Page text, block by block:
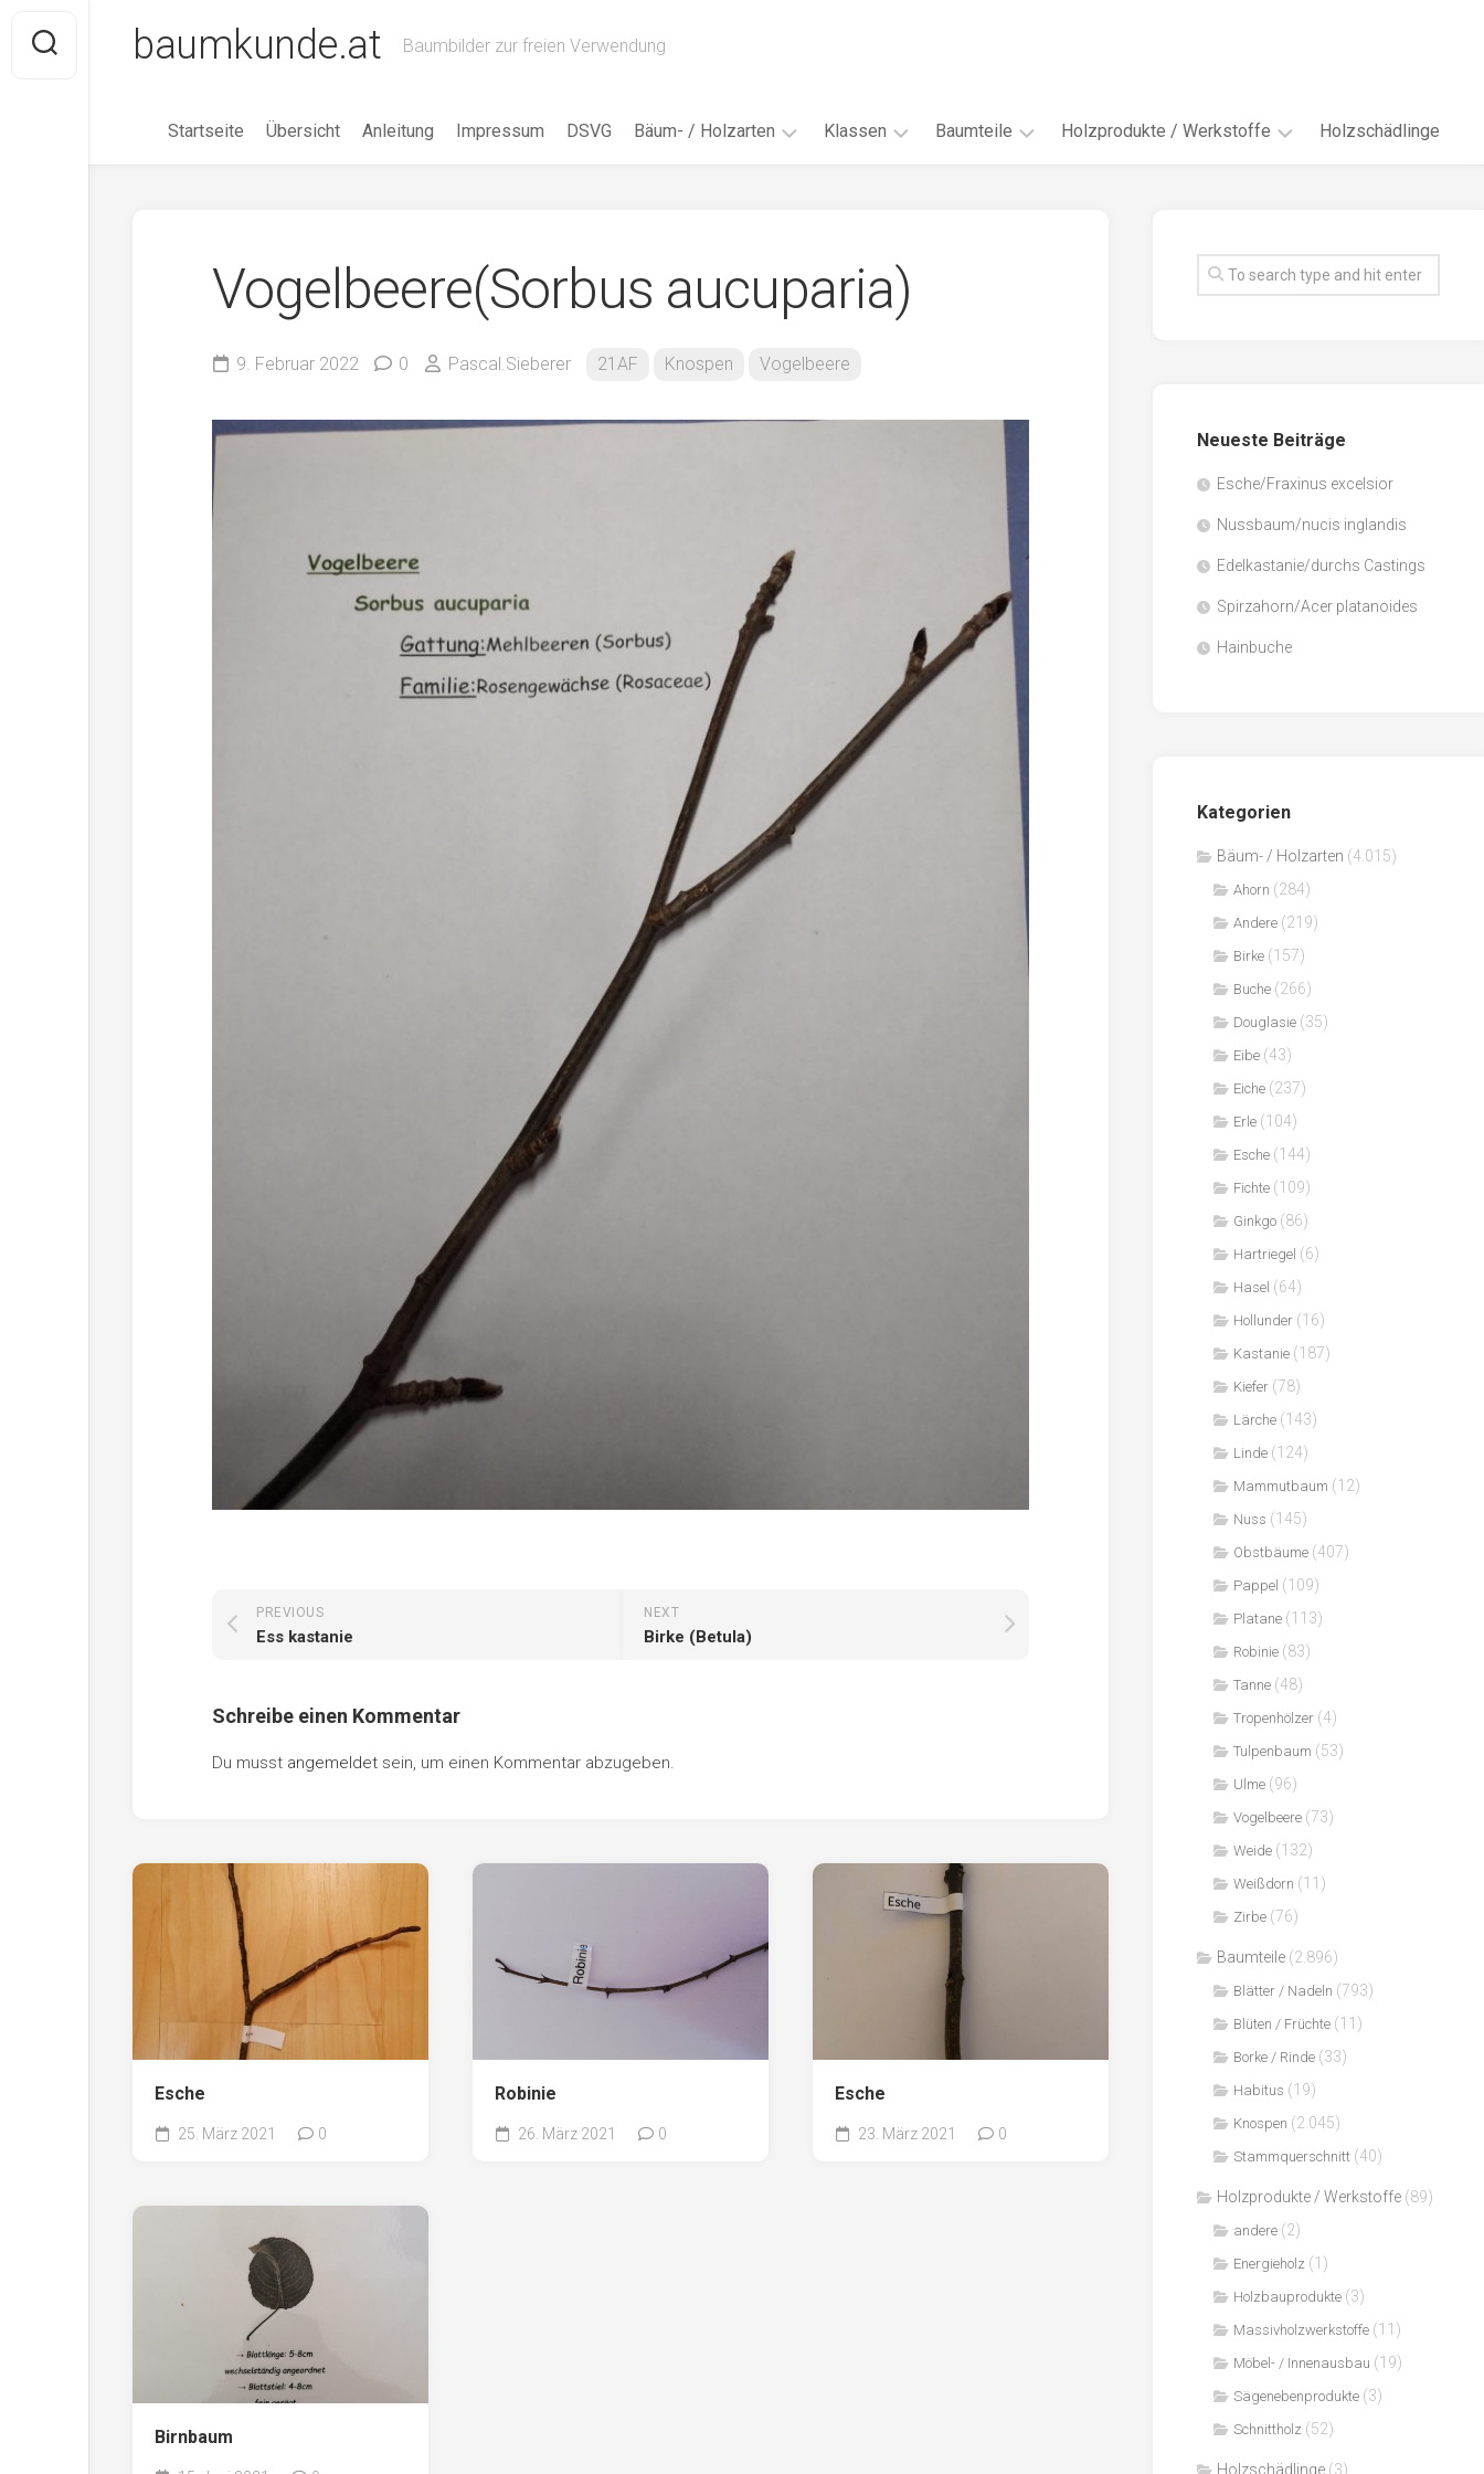
content
baumkunde.at Baumbilder zur freien Verwendung
Startseite Übersicht Anleitung Impressum DSVG Bäum- / Holzarten
Ahorn
Birke
Eibe
Hartriegel
Hasel
Hollunder
Kastanie
Kiefer
Lärche
Linde
Mammutbaum
Nuss
Klassen
17AF
17AH
18AH
Admin
Baumteile
Knospen
Habitus
Holzprodukte / Werkstoffe
Faserwerkstoffe
Sägenebenprodukte
Holzschädlinge
Vogelbeere(Sorbus aucuparia)
9. Februar 2022 0 Pascal.Sieberer 21AF Knospen Vogelbeere
NEXT
Birke (Betula)
PREVIOUS
Ess kastanie
Schreibe einen Kommentar
Du musst angemeldet sein, um einen Kommentar abzugeben.
Esche
25. März 2021 0
Robinie
26. März 2021 0
Esche
23. März 2021 0
Birnbaum
Neueste Beiträge
Esche/Fraxinus excelsior
Nussbaum/nucis inglandis
Edelkastanie/durchs Castings
Spirzahorn/Acer platanoides
Hainbuche
Kategorien
Bäum- / Holzarten (4.015)
Ahorn (284)
Andere (219)
Birke (157)
Buche (266)
Douglasie (35)
Eibe (43)
Eiche (237)
Erle (104)
Esche (144)
Fichte (109)
Ginkgo (86)
Hartriegel (6)
Hasel (64)
Hollunder (16)
Kastanie (187)
Kiefer (78)
Lärche (143)
Linde (124)
Mammutbaum (12)
Nuss (145)
Obstbäume (407)
Pappel (109)
Platane (113)
Robinie (83)
Tanne (48)
Tropenhölzer (4)
Tulpenbaum (53)
Ulme (96)
Vogelbeere (73)
Weide (132)
Weißdorn (11)
Zirbe (76)
Baumteile (2.896)
Blätter / Nadeln (793)
Blüten / Früchte (11)
Borke / Rinde (33)
Habitus (19)
Knospen (2.045)
Stammquerschnitt (40)
Holzprodukte / Werkstoffe (89)
andere (2)
Energieholz (1)
Holzbauprodukte (3)
Massivholzwerkstoffe (11)
Möbel- / Innenausbau (19)
Sägenebenprodukte (3)
Schnittholz (52)
Holzschädlinge (3)